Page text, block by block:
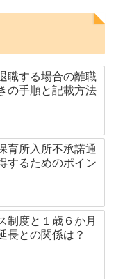
職する場合の離職
の手順と記載方法
育所入所不承諾通
するためのポイン
制度と１歳６か月
長との関係は？